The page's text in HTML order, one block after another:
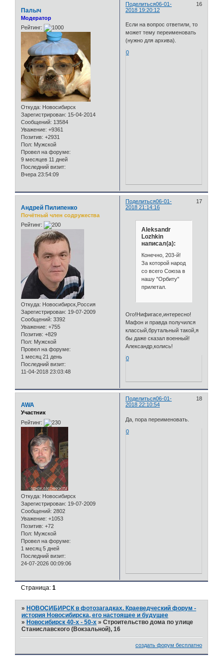
Поделиться 16
06-01-
2018 19:20:12
Палыч
Модератор
Рейтинг:
Откуда: Новосибирск
Зарегистрирован: 15-04-2014
Сообщений: 13584
Уважение: +9361
Позитив: +2931
Пол: Мужской
Провел на форуме:
9 месяцев 11 дней
Последний визит:
Вчера 23:54:09
Если на вопрос ответили, то
может тему переименовать
(нужно для архива).
0
Поделиться 17
06-01-
2018 21:14:16
Андрей Пилипенко
Почётный член содружества
Рейтинг:
Откуда: Новосибирск,Россия
Зарегистрирован: 19-07-2009
Сообщений: 3392
Уважение: +755
Позитив: +829
Пол: Мужской
Провел на форуме:
1 месяц 21 день
Последний визит:
11-04-2018 23:03:48
Aleksandr
Lozhkin
написал(а):
Конечно, 203-й!
За которой народ
со всего Союза в
нашу "Орбиту"
прилетал.
Ого!Нифигасе,интересно!
Мафон и правда получился
классый,брутальный такой,я
бы даже сказал военный!
Александр,колись!
0
Поделиться 18
06-01-
2018 22:10:54
AWA
Участник
Рейтинг:
Откуда: Новосибирск
Зарегистрирован: 19-07-2009
Сообщений: 2802
Уважение: +1053
Позитив: +72
Пол: Мужской
Провел на форуме:
1 месяц 5 дней
Последний визит:
24-07-2026 00:09:06
Да, пора переименовать.
0
Страница:1
» НОВОСИБИРСК в фотозагадках. Краеведческий форум -
история Новосибирска, его настоящее и будущее
» Новосибирск 40-х - 50-х »Строительство дома по улице
Станиславского (Вокзальной), 16
создать форум бесплатно